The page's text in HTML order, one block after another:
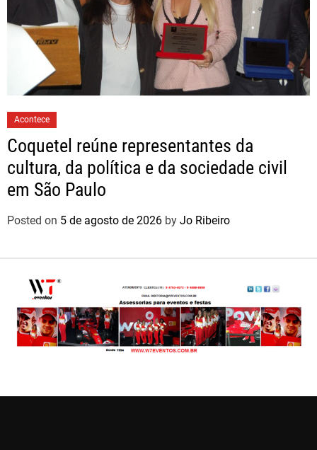
Acontece
Coquetel reúne representantes da
cultura, da política e da sociedade civil
em São Paulo
Posted on 5 de agosto de 2026 by Jo Ribeiro